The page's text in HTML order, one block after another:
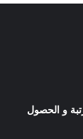
و الحصول